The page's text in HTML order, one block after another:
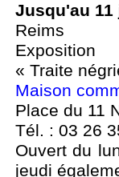
Jusqu'au 11
Reims
Exposition
« Traite
Maison
Place du 11
Tél. : 03 26
Ouvert du
jeudi